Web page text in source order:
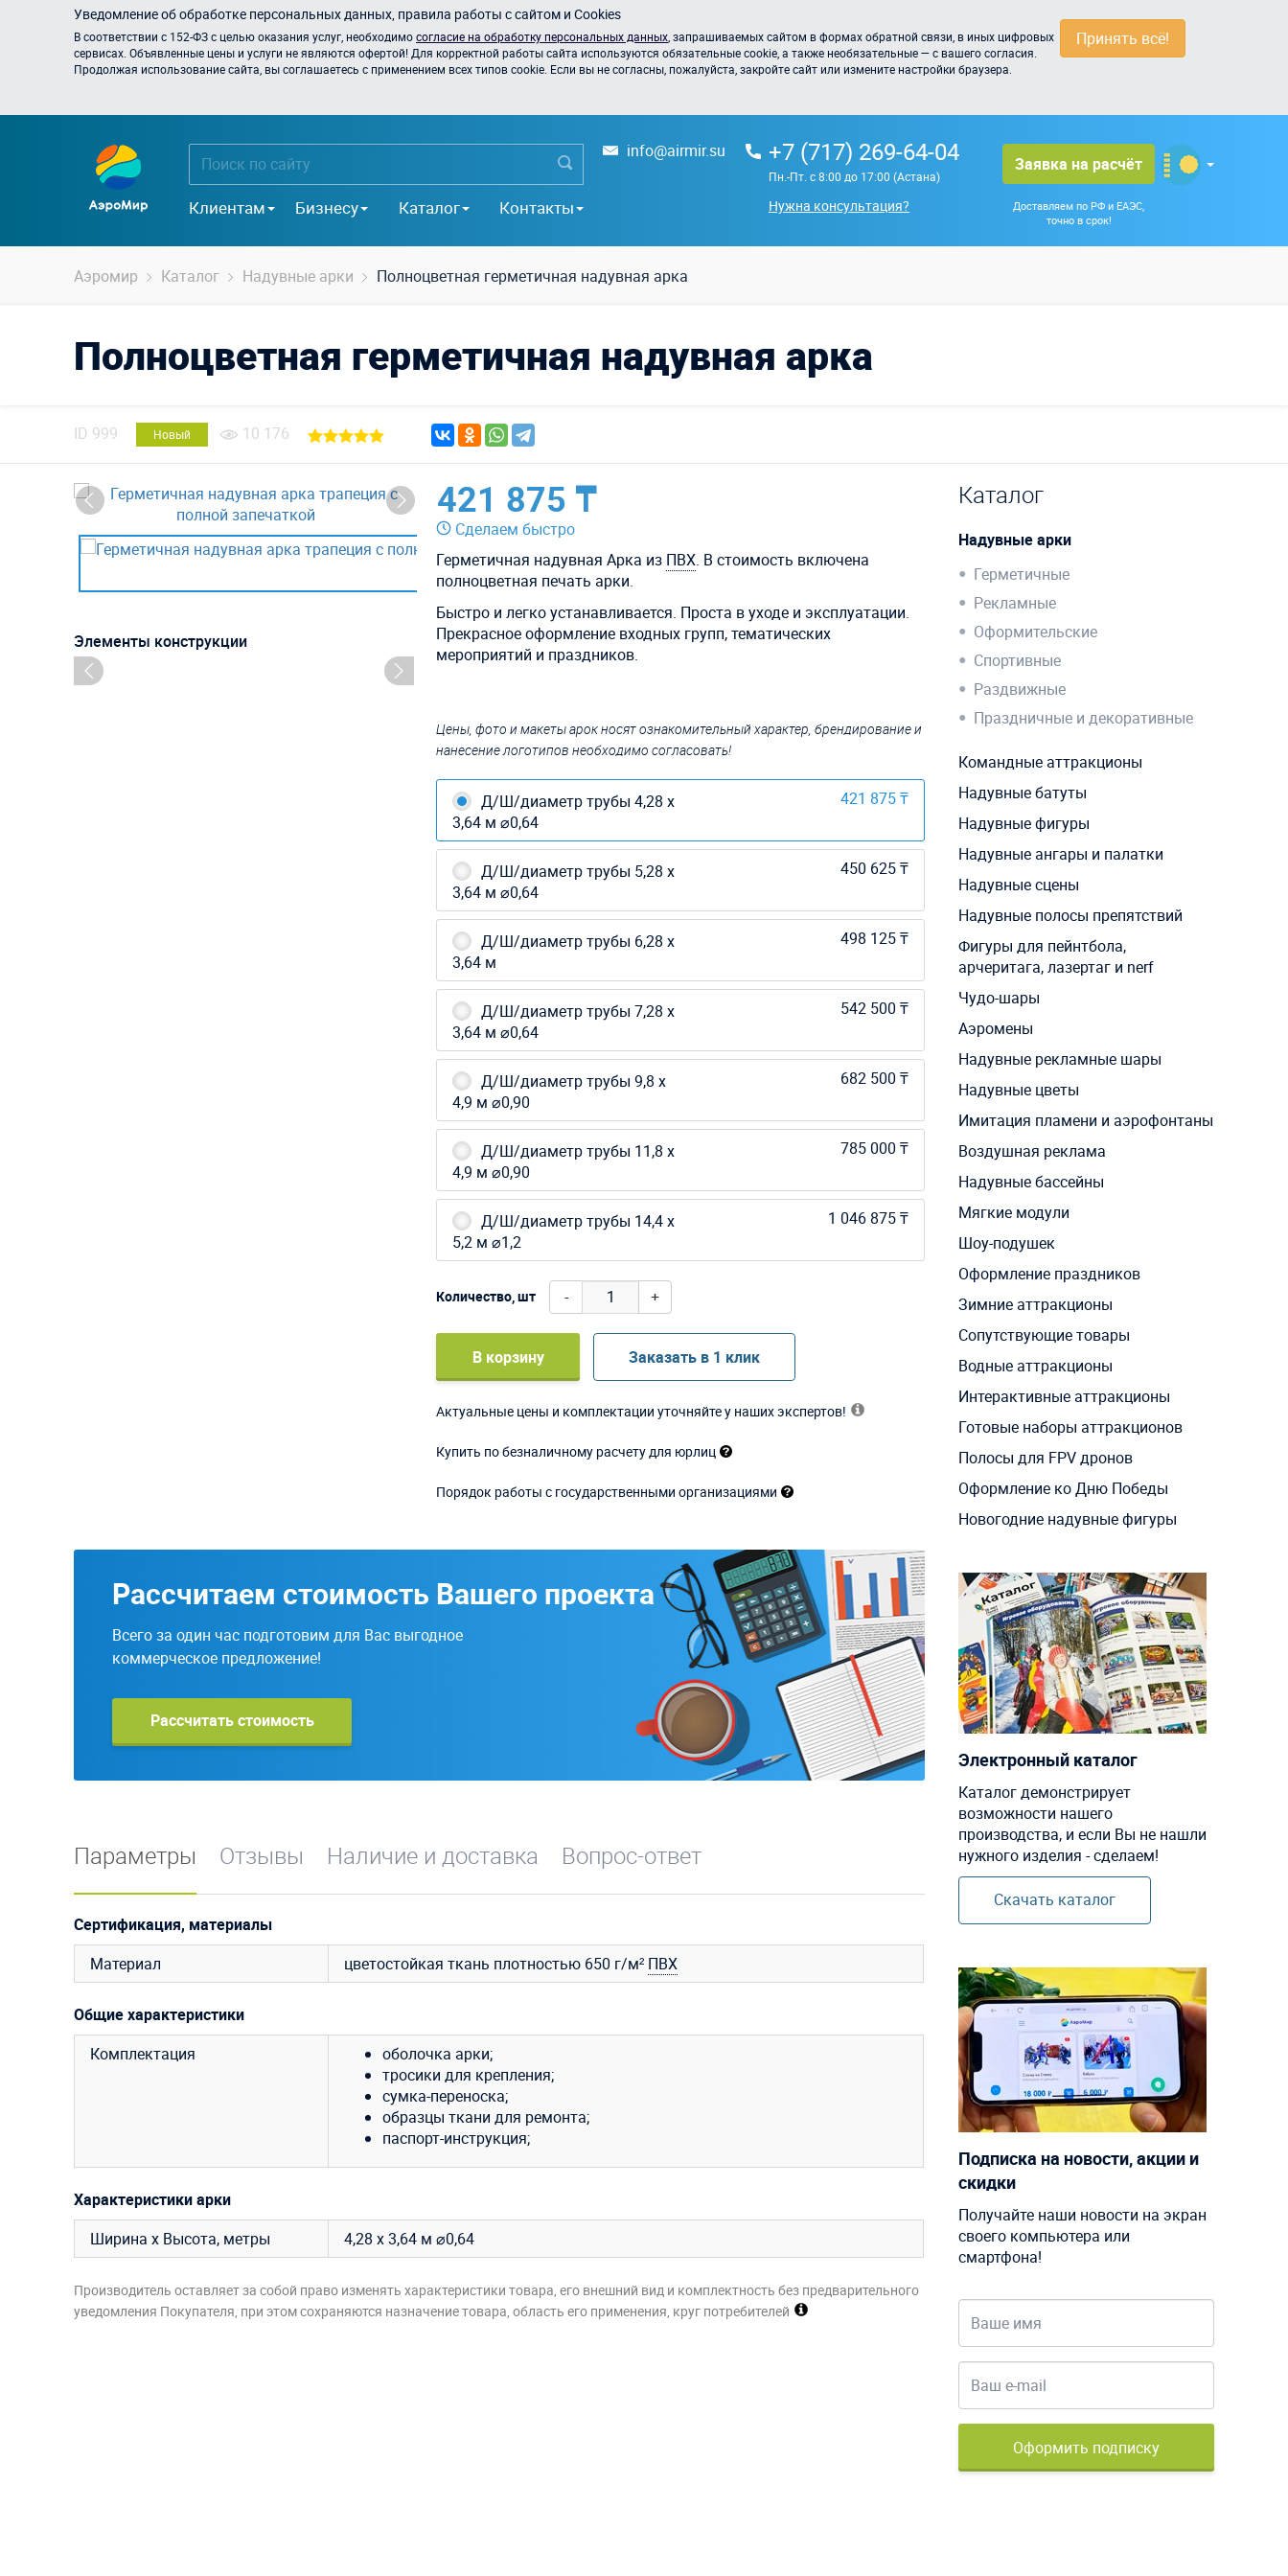
Принять всё!
Уведомление об обработке персональных данных, правила работы с сайтом и Cookies
В соответствии с 152-ФЗ с целью оказания услуг, необходимосогласие на обработку персональных данных , запрашиваемых сайтом в формах обратной связи, в иных цифровых
сервисах. Объявленные цены и услуги не являются офертой! Для корректной работы сайта используются обязательные cookie, а также необязательные — с вашего согласия.
Продолжая использование сайта, вы соглашаетесь с применением всех типов cookie. Если вы не согласны, пожалуйста, закройте сайт или измените настройки браузера.
Клиентам Бизнесу Каталог Контакты
info@airmir.su +7 (717) 269-64-04
Пн.-Пт. с 8:00 до 17:00 (Астана)
Нужна консультация?
Заявка на расчёт
Доставляем по РФ и ЕАЭС,
точно в срок!
Аэромир Каталог Надувные арки Полноцветная герметичная надувная арка
Полноцветная герметичная надувная арка
ID 999 Новый 10 176
Элементы конструкции
421 875 ₸
Сделаем быстро
Герметичная надувная Арка из ПВХ. В стоимость включена
полноцветная печать арки.
Быстро и легко устанавливается. Проста в уходе и эксплуатации.
Прекрасное оформление входных групп, тематических
мероприятий и праздников.
Цены, фото и макеты арок носят ознакомительный характер, брендирование и
нанесение логотипов необходимо согласовать!
Д/Ш/диаметр трубы 4,28 х
3,64 м ⌀0,64
421 875 ₸
Д/Ш/диаметр трубы 5,28 х
3,64 м ⌀0,64
450 625 ₸
Д/Ш/диаметр трубы 6,28 х
3,64 м
498 125 ₸
Д/Ш/диаметр трубы 7,28 х
3,64 м ⌀0,64
542 500 ₸
Д/Ш/диаметр трубы 9,8 х
4,9 м ⌀0,90
682 500 ₸
Д/Ш/диаметр трубы 11,8 х
4,9 м ⌀0,90
785 000 ₸
Д/Ш/диаметр трубы 14,4 х
5,2 м ⌀1,2
1 046 875 ₸
Количество, шт - +
В корзину Заказать в 1 клик
Актуальные цены и комплектации уточняйте у наших экспертов!
Купить по безналичному расчету для юрлиц
Порядок работы с государственными организациями
Рассчитаем стоимость Вашего проекта
Всего за один час подготовим для Вас выгодное
коммерческое предложение!
Рассчитать стоимость
Параметры Отзывы Наличие и доставка Вопрос-ответ
Сертификация, материалы
Материал
цветостойкая ткань плотностью 650 г/м² ПВХ
Общие характеристики
Комплектация
оболочка арки;
тросики для крепления;
сумка-переноска;
образцы ткани для ремонта;
паспорт-инструкция;
Характеристики арки
Ширина х Высота, метры
4,28 х 3,64 м ⌀0,64
Производитель оставляет за собой право изменять характеристики товара, его внешний вид и комплектность без предварительного
уведомления Покупателя, при этом сохраняются назначение товара, область его применения, круг потребителей
Каталог
Надувные арки
Герметичные
Рекламные
Оформительские
Спортивные
Раздвижные
Праздничные и декоративные
Командные аттракционы
Надувные батуты
Надувные фигуры
Надувные ангары и палатки
Надувные сцены
Надувные полосы препятствий
Фигуры для пейнтбола,
арчеритага, лазертаг и nerf
Чудо-шары
Аэромены
Надувные рекламные шары
Надувные цветы
Имитация пламени и аэрофонтаны
Воздушная реклама
Надувные бассейны
Мягкие модули
Шоу-подушек
Оформление праздников
Зимние аттракционы
Сопутствующие товары
Водные аттракционы
Интерактивные аттракционы
Готовые наборы аттракционов
Полосы для FPV дронов
Оформление ко Дню Победы
Новогодние надувные фигуры
Электронный каталог
Каталог демонстрирует
возможности нашего
производства, и если Вы не нашли
нужного изделия - сделаем!
Скачать каталог
Подписка на новости, акции и
скидки
Получайте наши новости на экран
своего компьютера или
смартфона!
Оформить подписку